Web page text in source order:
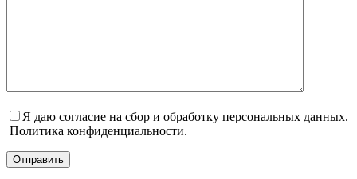
Я даю согласие на сбор и обработку персональных данных.
Политика конфиденциальности.
Отправить